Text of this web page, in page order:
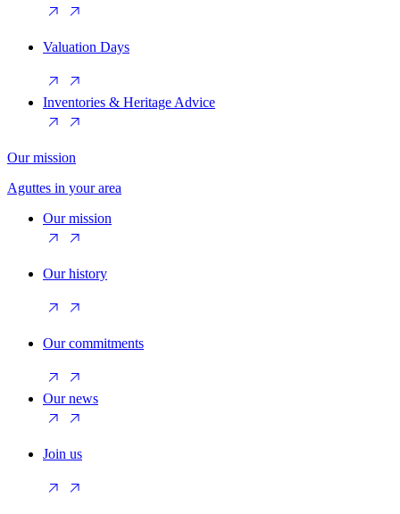
Valuation Days
Inventories & Heritage Advice
Our mission
Aguttes in your area
Our mission
Our history
Our commitments
Our news
Join us